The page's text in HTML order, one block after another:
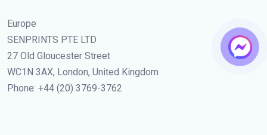
Europe
SENPRINTS PTE LTD
27 Old Gloucester Street
WC1N 3AX, London, United Kingdom
Phone: +44 (20) 3769-3762